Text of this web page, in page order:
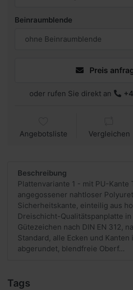
Beinraumblende
Preis
oder rufen Sie direkt an
Angebotsliste Vergleichen
Beschreibung
Plattenvariante 1 - mit PU-Kante
angegossener nahtloser
Sicherheitskante, einteilig aus
Dreischicht-Qualitätspanplatte in
Gütezeichen nach DIN EN 312,
Standard, alle Ecken und Kanten
abgerundet, blendfreie Oberf...
Tags